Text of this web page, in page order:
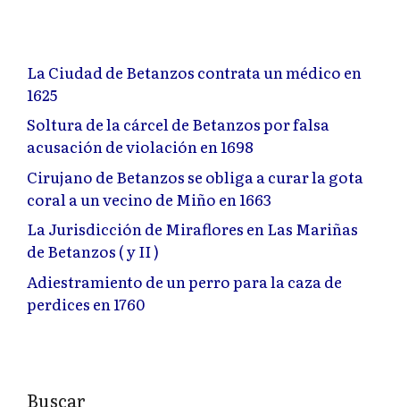
La Ciudad de Betanzos contrata un médico en
1625
Soltura de la cárcel de Betanzos por falsa
acusación de violación en 1698
Cirujano de Betanzos se obliga a curar la gota
coral a un vecino de Miño en 1663
La Jurisdicción de Miraflores en Las Mariñas
de Betanzos ( y II )
Adiestramiento de un perro para la caza de
perdices en 1760
Buscar